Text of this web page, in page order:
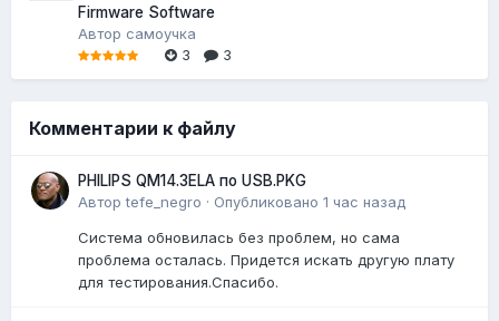
Firmware Software
Автор самоучка
3
3
Комментарии к файлу
PHILIPS QM14.3ELA по USB.PKG
Авторtefe_negro · Опубликовано 1 час назад
Система обновилась без проблем, но сама
проблема осталась. Придется искать другую плату
для тестирования.Спасибо.